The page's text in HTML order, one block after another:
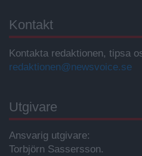
Kontakt
Kontakta redaktionen, tipsa
redaktionen@newsvoice.se
Utgivare
Ansvarig utgivare:
Torbjörn Sassersson.